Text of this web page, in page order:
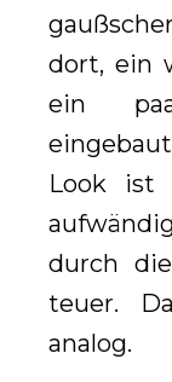
dort, ein
ein
Look ist
durch
teuer.
analog.